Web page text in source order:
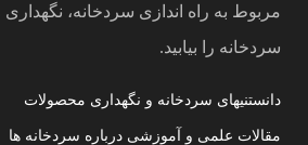
مربوط به راه اندازی سردخانه،
سردخانه را بیابید.
دانستنیهای سردخانه و نگهداری محصولات
مقالات علمی و آموزشی درباره سردخانه ها